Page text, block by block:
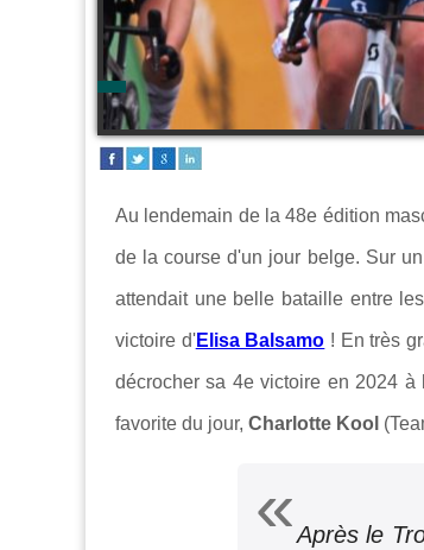
Au lendemain de la 48e édition
de la course d'un jour belge. Sur
attendait une belle bataille entre
victoire d'Elisa Balsamo ! En très
décrocher sa 4e victoire en 2024
favorite du jour, Charlotte Kool
Après le